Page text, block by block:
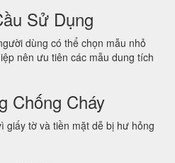
Sử Dụng
dùng có thể chọn mẫu nhỏ
nên ưu tiên các mẫu dung tích
Chống Cháy
giấy tờ và tiền mặt dễ bị hư hỏng